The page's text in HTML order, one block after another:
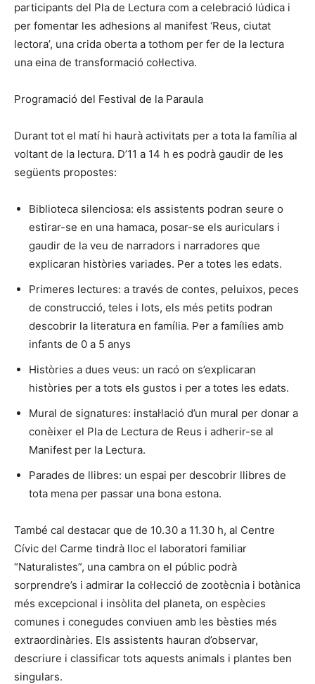
participants del Pla de Lectura com a celebració lúdica i
per fomentar les adhesions al manifest ‘Reus, ciutat
lectora’, una crida oberta a tothom per fer de la lectura
una eina de transformació col·lectiva.
Programació del Festival de la Paraula
Durant tot el matí hi haurà activitats per a tota la família al
voltant de la lectura. D’11 a 14 h es podrà gaudir de les
següents propostes:
Biblioteca silenciosa: els assistents podran seure o
estirar-se en una hamaca, posar-se els auriculars i
gaudir de la veu de narradors i narradores que
explicaran històries variades. Per a totes les edats.
Primeres lectures: a través de contes, peluixos, peces
de construcció, teles i lots, els més petits podran
descobrir la literatura en família. Per a famílies amb
infants de 0 a 5 anys
Històries a dues veus: un racó on s’explicaran
històries per a tots els gustos i per a totes les edats.
Mural de signatures: instal·lació d’un mural per donar a
conèixer el Pla de Lectura de Reus i adherir-se al
Manifest per la Lectura.
Parades de llibres: un espai per descobrir llibres de
tota mena per passar una bona estona.
També cal destacar que de 10.30 a 11.30 h, al Centre
Cívic del Carme tindrà lloc el laboratori familiar
“Naturalistes”, una cambra on el públic podrà
sorprendre’s i admirar la col·lecció de zootècnia i botànica
més excepcional i insòlita del planeta, on espècies
comunes i conegudes conviuen amb les bèsties més
extraordinàries. Els assistents hauran d’observar,
descriure i classificar tots aquests animals i plantes ben
singulars.